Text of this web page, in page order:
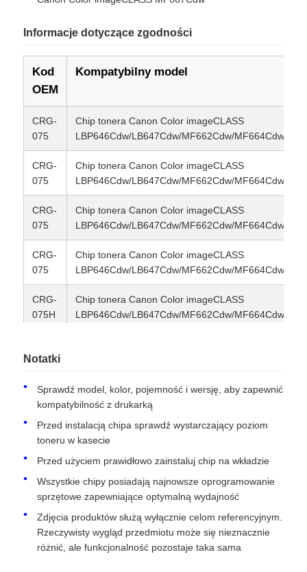
Skontaktuj się z nami
Aktualności
Wszystkie przypadki
Poprosić o wycenę
HP Toneer Chip
Xerox Toner Chip
Układ scalony do tonera Lexmark
Chip do tonera Samsung
Układ scalony do tonera Canon
Chip do tonera OKI
Chip tonera Brother
Informacje dotyczące zgodności
Kod
OEM
Kompatybilny model
CRG-
075
Chip tonera Canon Color imageCLASS
LBP646Cdw/LB647Cdw/MF662Cdw/MF664Cdw/
CRG-
075
Chip tonera Canon Color imageCLASS
LBP646Cdw/LB647Cdw/MF662Cdw/MF664Cdw/
CRG-
075
Chip tonera Canon Color imageCLASS
LBP646Cdw/LB647Cdw/MF662Cdw/MF664Cdw/
CRG-
075
Chip tonera Canon Color imageCLASS
LBP646Cdw/LB647Cdw/MF662Cdw/MF664Cdw/
CRG-
075H
Chip tonera Canon Color imageCLASS
LBP646Cdw/LB647Cdw/MF662Cdw/MF664Cdw/
075H
CRG-
075H
Chip tonera Canon Color imageCLASS
LBP646Cdw/LB647Cdw/MF662Cdw/MF664Cdw/
Chip tonera Canon Color imageCLASS
Notatki
Sprawdź model, kolor, pojemność i wersję, aby zapewnić
kompatybilność z drukarką
Przed instalacją chipa sprawdź wystarczający poziom
toneru w kasecie
Przed użyciem prawidłowo zainstaluj chip na wkładzie
Wszystkie chipy posiadają najnowsze oprogramowanie
sprzętowe zapewniające optymalną wydajność
Zdjęcia produktów służą wyłącznie celom referencyjnym.
Rzeczywisty wygląd przedmiotu może się nieznacznie
różnić, ale funkcjonalność pozostaje taka sama